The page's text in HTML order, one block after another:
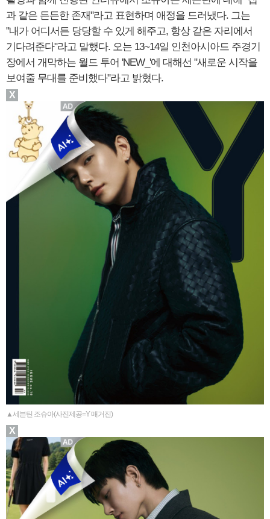
과 같은 든든한 존재"라고 표현하며 애정을 드러냈다. 그는
"내가 어디서든 당당할 수 있게 해주고, 항상 같은 자리에서
기다려준다"라고 말했다. 오는 13~14일 인천아시아드 주경기
장에서 개막하는 월드 투어 'NEW_'에 대해선 "새로운 시작을
보여줄 무대를 준비했다"라고 밝혔다.
▲세븐틴 조슈아(사진제공=Y 매거진)
X
X